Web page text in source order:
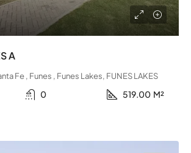
A
Fe , Funes , Funes Lakes, FUNES LAKES
0 519.00 M²